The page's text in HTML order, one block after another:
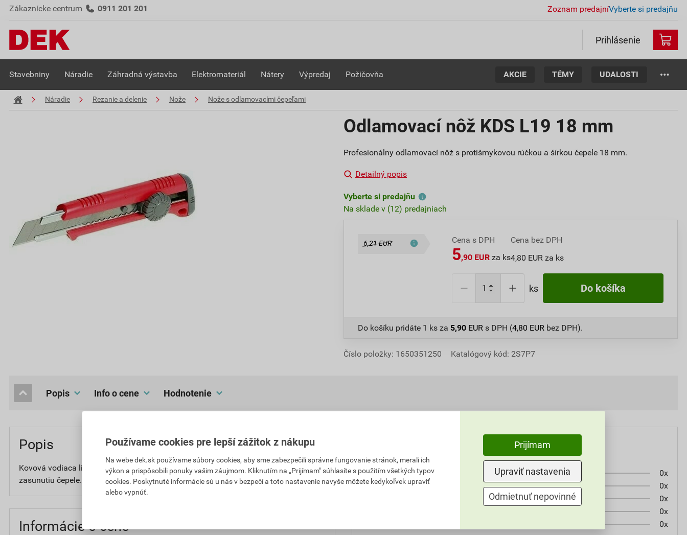
Zákaznícke centrum 0911 201 201 Zoznam predajníVyberte si predajňu
Prihlásenie
Stavebniny Náradie Záhradná výstavba Elektromateriál Nátery Výpredaj Požičovňa AKCIE TÉMY UDALOSTI
Náradie Rezanie a delenie Nože Nože s odlamovacími čepeľami
Odlamovací nôž KDS L19 18 mm
Profesionálny odlamovací nôž s protišmykovou rúčkou a šírkou čepele 18 mm.
Detailný popis
Vyberte si predajňu
Na sklade v (12) predajniach
6,21 EUR Cena s DPH
5,90 EUR za ks
Cena bez DPH
4,80 EUR za ks
ks Do košíka
Do košíku pridáte 1 ks za 5,90 EUR s DPH (4,80 EUR bez DPH).
Číslo položky: 1650351250 Katalógový kód: 2S7P7
popis Info o cene hodnotenie
Popis
Kovová vodiaca lišta, aretácia skrutkou zabraňuje nechcenému (nečakanému)
zasunutiu čepele. Balenie obsahuje 2 náhradné čepele.
Informácie o cene 0,0
0x
0x
0x
0x
0x
Používame cookies pre lepší zážitok z nákupu
Na webe dek.sk používame súbory cookies, aby sme zabezpečili správne fungovanie stránok, merali ich
výkon a prispôsobili ponuky vašim záujmom. Kliknutím na „Prijímam" súhlasíte s použitím všetkých typov
cookies. Poskytnuté informácie sú u nás v bezpečí a toto nastavenie navyše môžete kedykoľvek upraviť
alebo vypnúť.
Prijímam
Upraviť nastavenia
Odmietnuť nepovinné